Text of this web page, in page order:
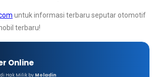
untuk informasi terbaru seputar otomotif
terbaru!
Online
Hak Milik by Moladin